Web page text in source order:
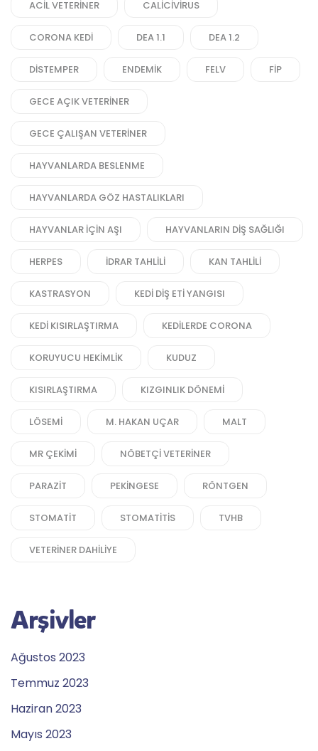
ACIL VETERINER CALICIVIRUS
CORONA KEDI DEA 1.1 DEA 1.2
DISTEMPER ENDEMIK FELV FIP
GECE AÇIK VETERINER
GECE ÇALIŞAN VETERINER
HAYVANLARDA BESLENME
HAYVANLARDA GÖZ HASTALIKLARI
HAYVANLAR IÇIN AŞI HAYVANLARIN DIŞ SAĞLIĞI
HERPES IDRAR TAHLILI KAN TAHLILI
KASTRASYON KEDI DIŞ ETI YANGISI
KEDI KISIRLAŞTIRMA KEDILERDE CORONA
KORUYUCU HEKIMLIK KUDUZ
KISIRLAŞTIRMA KIZGINLIK DÖNEMI
LÖSEMI M. HAKAN UÇAR MALT
MR ÇEKIMI NÖBETÇI VETERINER
PARAZIT PEKINGESE RÖNTGEN
STOMATIT STOMATITIS TVHB
VETERINER DAHILIYE
Arşivler
Ağustos 2023
Temmuz 2023
Haziran 2023
Mayıs 2023